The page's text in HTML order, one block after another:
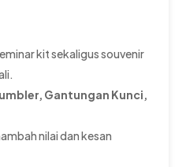
kit sekaligus souvenir
Gantungan Kunci,
nilai dan kesan